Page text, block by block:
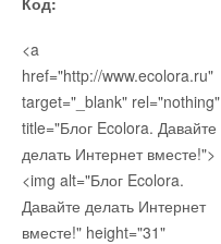
<a
href="http://www.ecolora.ru"
target="_blank" rel="nothing"
title="Блог Ecolora. Давайте
делать Интернет вместе!">
<img alt="Блог Ecolora.
Давайте делать Интернет
вместе!" height="31"